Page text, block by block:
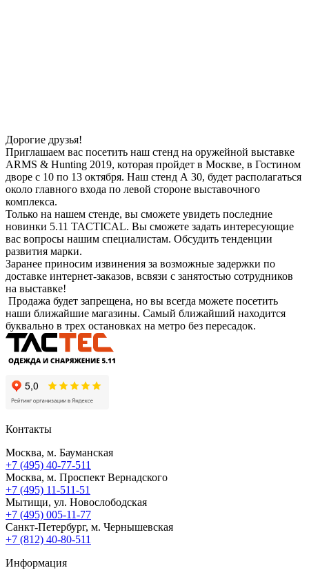
Дорогие друзья!
Приглашаем вас посетить наш стенд на оружейной выставке
ARMS & Hunting 2019, которая пройдет в Москве, в Гостином
дворе с 10 по 13 октября. Наш стенд А 30, будет располагаться
около главного входа по левой стороне выставочного
комплекса.
Только на нашем стенде, вы сможете увидеть последние
новинки 5.11 TACTICAL. Вы сможете задать интересующие
вас вопросы нашим специалистам. Обсудить тенденции
развития марки.
Заранее приносим извинения за возможные задержки по
доставке интернет-заказов, всвязи с занятостью сотрудников
на выставке!
Продажа будет запрещена, но вы всегда можете посетить
наши ближайшие магазины. Самый ближайший находится
буквально в трех остановках на метро без пересадок.
Контакты
Москва, м. Бауманская
+7 (495) 40-77-511
Москва, м. Проспект Вернадского
+7 (495) 11-511-51
Мытищи, ул. Новослободская
+7 (495) 005-11-77
Санкт-Петербург, м. Чернышевская
+7 (812) 40-80-511
Информация